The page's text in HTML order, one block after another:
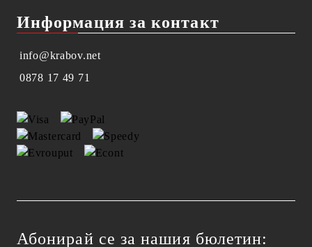
Информация за контакт
info@krabov.net
0878 17 49 71
Абонирай се за нашия бюлетин: